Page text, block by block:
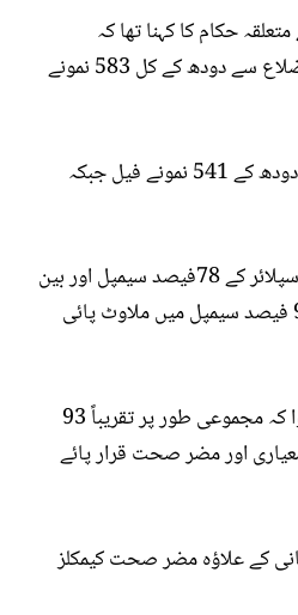
حکام کا کہنا تھا کہ
خیبرپختونخوا کے مختلف اضلاع سے دودھ کے کل 583 نمونے
انھوں نے کہا کہ ان میں سے دودھ کے 541 نمونے فیل جبکہ
ان کا کہنا تھا کہ لوکل ٹینک سپلائر کے 78فیصد سیمپل اور بین
الصوبائی ٹینک سپلائر کے99 فیصد سیمپل میں ملاوٹ پائی
بریفنگ کے دوران انکشاف ہوا کہ مجموعی طور پر تقریباً 93
اور مضر صحت قرار پائے
کے علاؤہ مضر صحت کیمکلز